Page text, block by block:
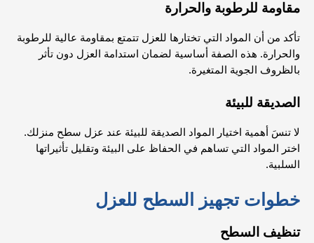
مقاومة للرطوبة والحرارة
تأكد من أن المواد التي تختارها للعزل تتمتع بمقاومة عالية للرطوبة
والحرارة. هذه الصفة أساسية لضمان استدامة العزل دون تأثر
بالظروف الجوية المتغيرة.
الصديقة للبيئة
لا تنسَ أهمية اختيار المواد الصديقة للبيئة عند عزل سطح منزلك.
اختر المواد التي تساهم في الحفاظ على البيئة وتقليل تأثيراتها
السلبية.
خطوات تجهيز السطح للعزل
تنظيف السطح